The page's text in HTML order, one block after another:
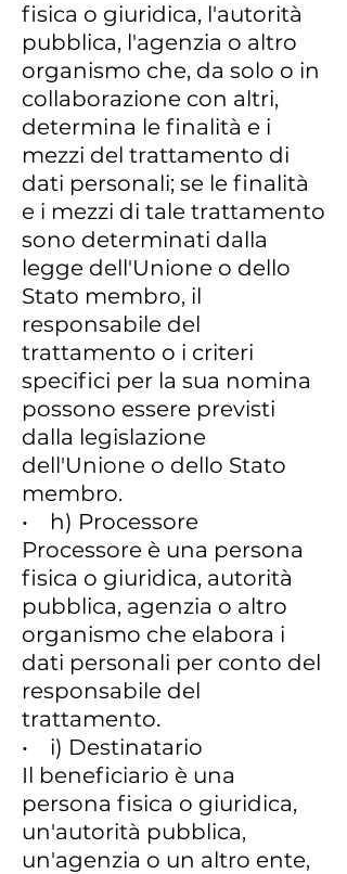
fisica o giuridica, l'autorità
pubblica, l'agenzia o altro
organismo che, da solo o in
collaborazione con altri,
determina le finalità e i
mezzi del trattamento di
dati personali; se le finalità
e i mezzi di tale trattamento
sono determinati dalla
legge dell'Unione o dello
Stato membro, il
responsabile del
trattamento o i criteri
specifici per la sua nomina
possono essere previsti
dalla legislazione
dell'Unione o dello Stato
membro.
• h) Processore
Processore è una persona
fisica o giuridica, autorità
pubblica, agenzia o altro
organismo che elabora i
dati personali per conto del
responsabile del
trattamento.
• i) Destinatario
Il beneficiario è una
persona fisica o giuridica,
un'autorità pubblica,
un'agenzia o un altro ente,